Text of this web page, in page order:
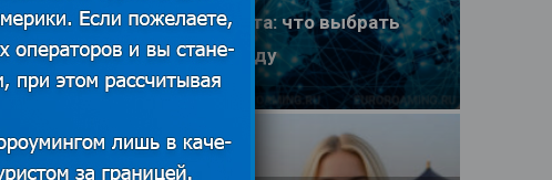
eSIM или SIM-карта: что выбрать
туристу в 2026 году
25.06.2026